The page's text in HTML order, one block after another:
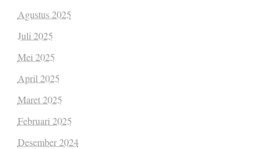
Agustus 2025
Juli 2025
Mei 2025
April 2025
Maret 2025
Februari 2025
Desember 2024